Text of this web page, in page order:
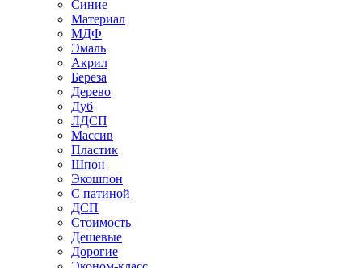
Синие
Материал
МДФ
Эмаль
Акрил
Береза
Дерево
Дуб
ЛДСП
Массив
Пластик
Шпон
Экошпон
С патиной
ДСП
Стоимость
Дешевые
Дорогие